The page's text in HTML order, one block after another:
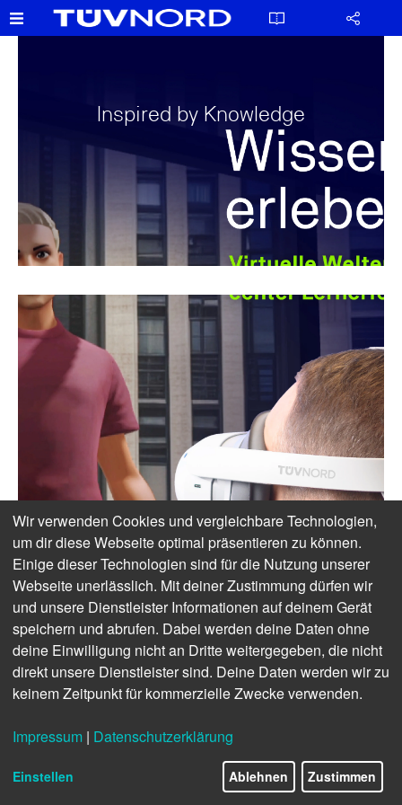
Inspired by Knowledge
Wir verwenden Cookies und vergleichbare Technologien,
um dir diese Webseite optimal präsentieren zu können.
Einige dieser Technologien sind für die Nutzung unserer
Webseite unerlässlich. Mit deiner Zustimmung dürfen wir
und unsere Dienstleister Informationen auf deinem Gerät
speichern und abrufen. Dabei werden deine Daten ohne
deine Einwilligung nicht an Dritte weitergegeben, die nicht
direkt unsere Dienstleister sind. Deine Daten werden wir zu
keinem Zeitpunkt für kommerzielle Zwecke verwenden.
Impressum | Datenschutzerklärung
Einstellen Ablehnen Zustimmen